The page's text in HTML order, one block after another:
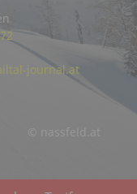
© nassfeld.at
journal.at